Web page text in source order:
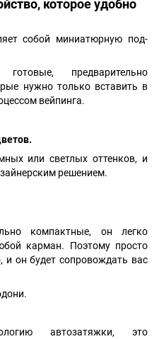
которое удобно
собой миниатюрную под-
предварительно
нужно только вставить в
вейпинга.
или светлых оттенков, и
решением.
компактные, он легко
карман. Поэтому просто
и он будет сопровождать вас
автозатяжки, это